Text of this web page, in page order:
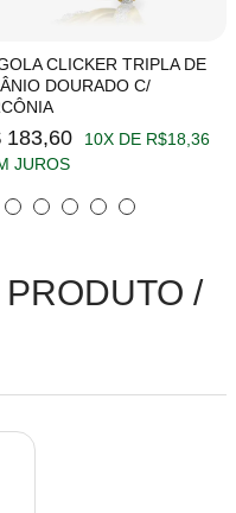
CLICKER TRIPLA DE
DOURADO C/
183,60
10X DE R$18,36
JUROS
/